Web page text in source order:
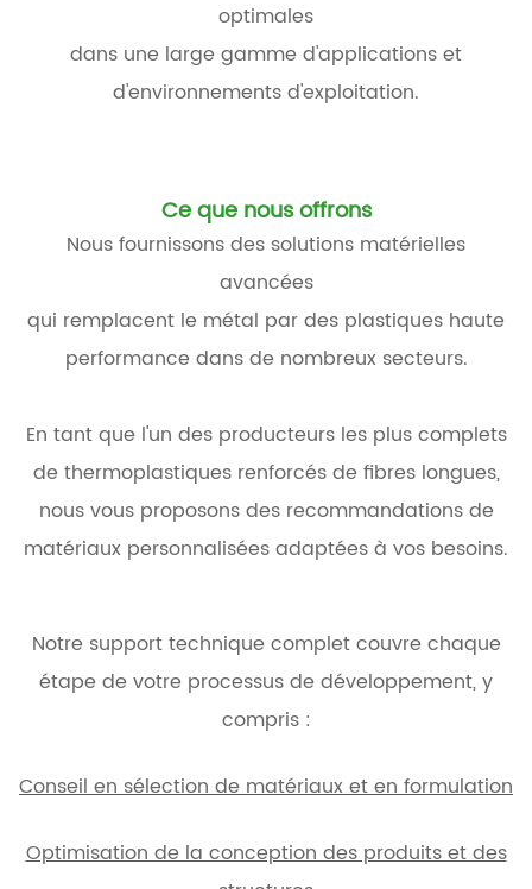
optimales
dans une large gamme d'applications et
d'environnements d'exploitation.
Ce que nous offrons
Nous fournissons des solutions matérielles
avancées
qui remplacent le métal par des plastiques haute
performance dans de nombreux secteurs.
En tant que l'un des producteurs les plus complets
de thermoplastiques renforcés de fibres longues,
nous vous proposons des recommandations de
matériaux personnalisées adaptées à vos besoins.
Notre support technique complet couvre chaque
étape de votre processus de développement, y
compris :
Conseil en sélection de matériaux et en formulation
Optimisation de la conception des produits et des